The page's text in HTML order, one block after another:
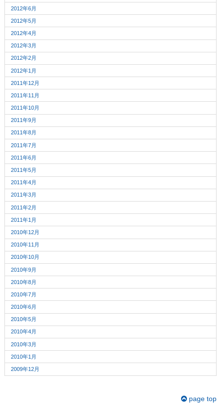
2012年6月
2012年5月
2012年4月
2012年3月
2012年2月
2012年1月
2011年12月
2011年11月
2011年10月
2011年9月
2011年8月
2011年7月
2011年6月
2011年5月
2011年4月
2011年3月
2011年2月
2011年1月
2010年12月
2010年11月
2010年10月
2010年9月
2010年8月
2010年7月
2010年6月
2010年5月
2010年4月
2010年3月
2010年1月
2009年12月
page top